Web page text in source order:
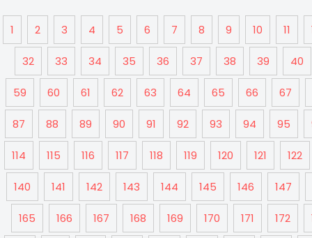
1 2 3 4 5 6 7 8 9 10 11
32 33 34 35 36 37 38 39 40
59 60 61 62 63 64 65 66 67
87 88 89 90 91 92 93 94 95
114 115 116 117 118 119 120 121 122
140 141 142 143 144 145 146 147
165 166 167 168 169 170 171 172